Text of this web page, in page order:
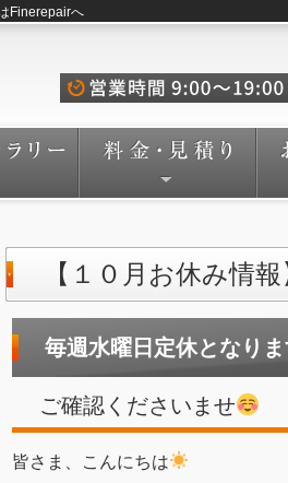
Finerepairへ
【１０月お休み情報
毎週水曜日定休となりま
ご確認くださいませ
皆さま、こんにちは